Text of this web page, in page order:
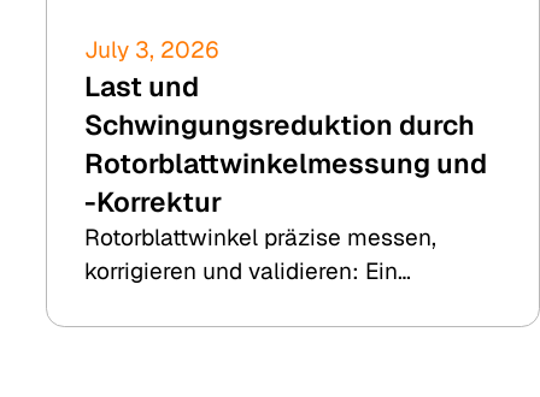
July 3, 2026
Last und
Schwingungsreduktion durch
Rotorblattwinkelmessung und
-Korrektur
Rotorblattwinkel präzise messen,
korrigieren und validieren: Ein